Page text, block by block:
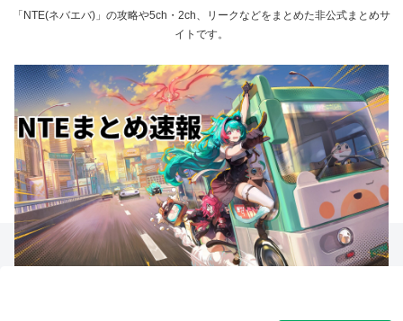
「NTE(ネバエバ)」の攻略や5ch・2ch、リークなどをまとめた非公式まとめサ
イトです。